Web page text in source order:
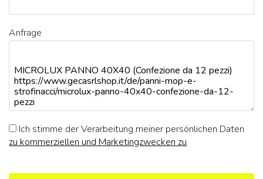
Anfrage
Ich stimme der Verarbeitung meiner persönlichen Daten
zu kommerziellen und Marketingzwecken zu